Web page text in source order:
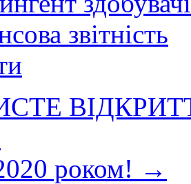
звітність
роком! →